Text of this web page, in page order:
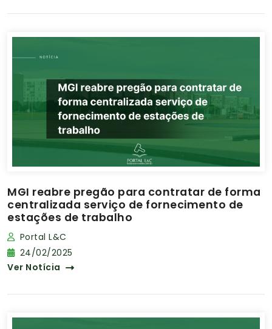
MGI reabre pregão para contratar de forma
centralizada serviço de fornecimento de
estações de trabalho
Portal L&C
24/02/2025
Ver Notícia